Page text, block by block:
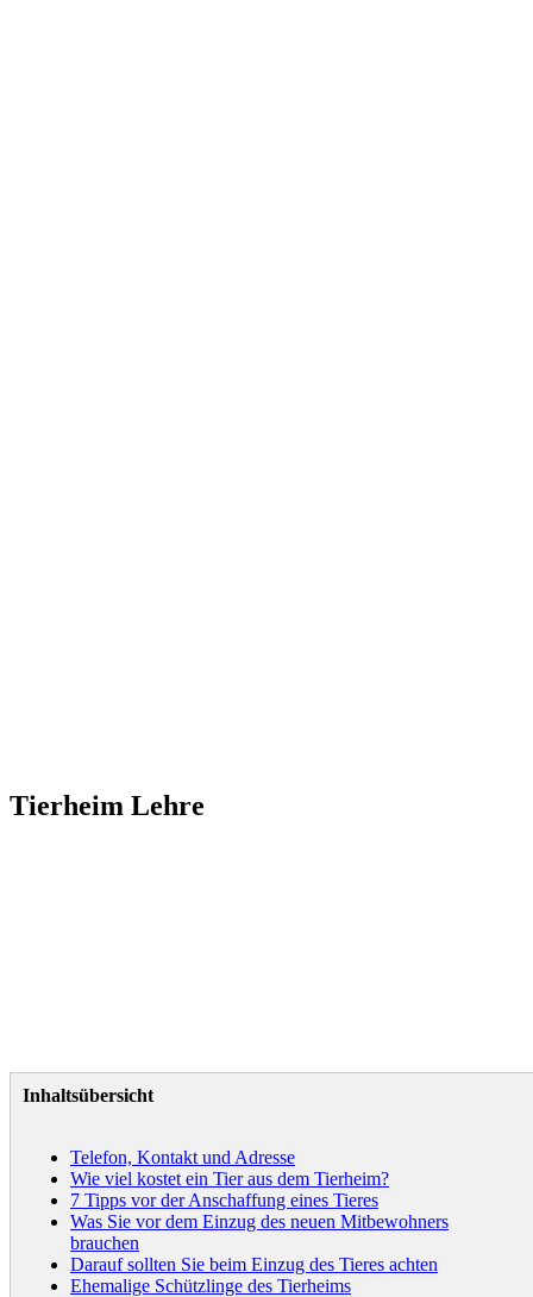
Tierheim Lehre
Inhaltsübersicht
Telefon, Kontakt und Adresse
Wie viel kostet ein Tier aus dem Tierheim?
7 Tipps vor der Anschaffung eines Tieres
Was Sie vor dem Einzug des neuen Mitbewohners
brauchen
Darauf sollten Sie beim Einzug des Tieres achten
Ehemalige Schützlinge des Tierheims